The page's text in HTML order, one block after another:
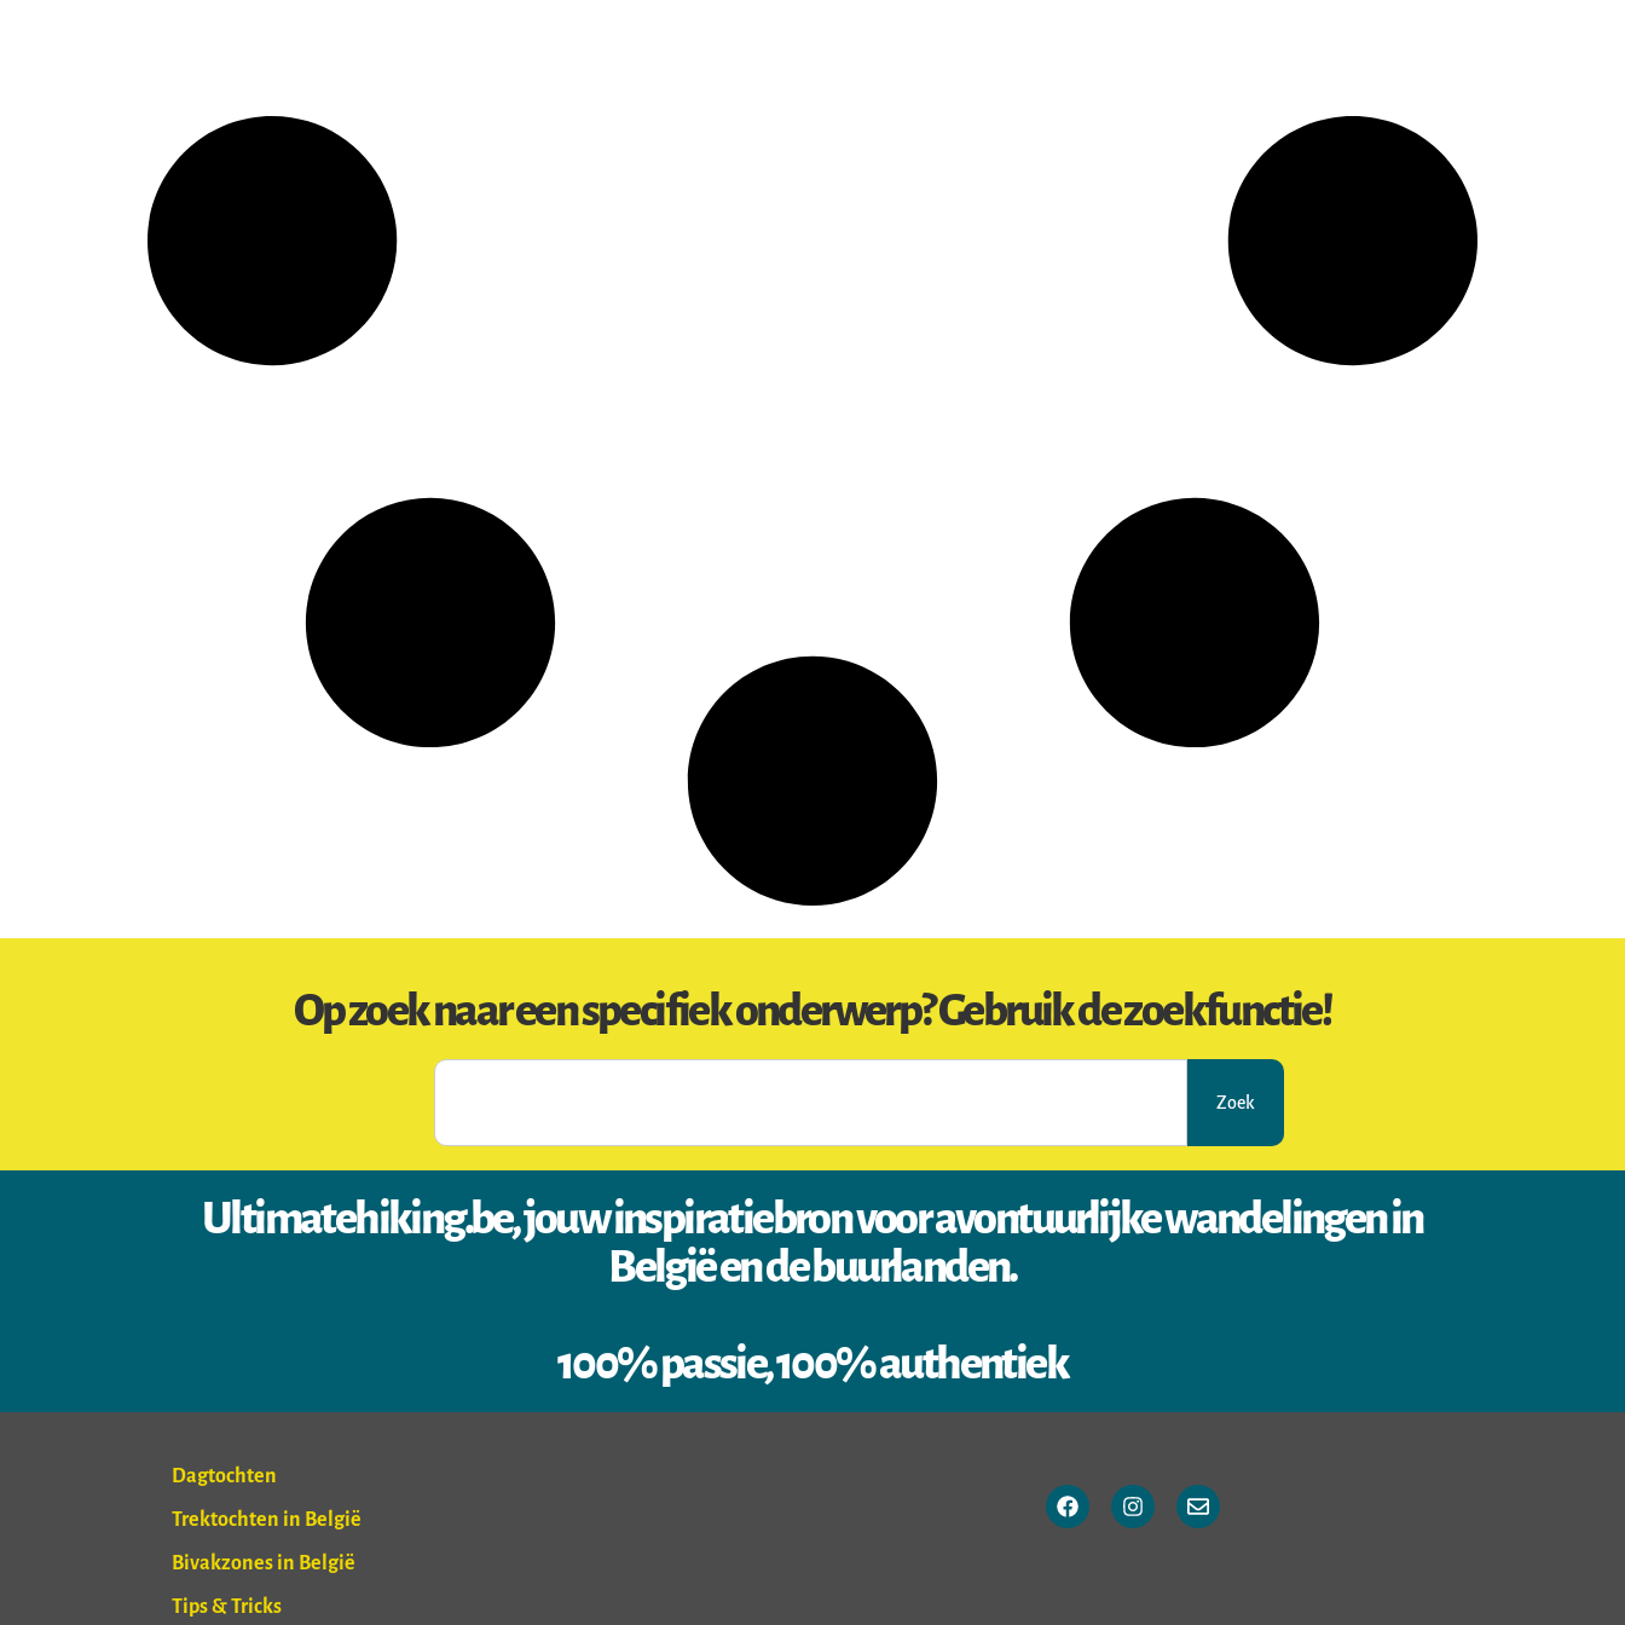
Op zoek naar een specifiek onderwerp? Gebruik de zoekfunctie!
Zoek
Ultimatehiking.be, jouw inspiratiebron voor avontuurlijke wandelingen in
België en de buurlanden.
100% passie, 100% authentiek
Dagtochten
Trektochten in België
Bivakzones in België
Tips & Tricks